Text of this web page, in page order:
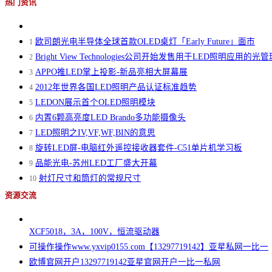
热门资讯
1 欧司朗光电半导体全球首款OLED桌灯「Early Future」面市
2 Bright View Technologies公司开始发售用于LED照明应用的光管
3 APPO推LED掌上投影-新品亮相大屏幕展
4 2012年世界各国LED照明产品认证标准趋势
5 LEDON展示首个OLED照明模块
6 内置6颗高亮度LED Brando多功能摄像头
7 LED照明之IV,VF,WF,BIN的意思
8 旋转LED屏-电脑红外遥控接收器套件-C51单片机学习板
9 品能光电-苏州LED工厂盛大开幕
10 射灯尺寸和筒灯的常规尺寸
资源交流
XCF5018，3A，100V，恒流驱动器
可操作操作www.yxvip0155.com【13297719142】亚星私网一比一
欧博官网开户13297719142亚星官网开户一比一私网